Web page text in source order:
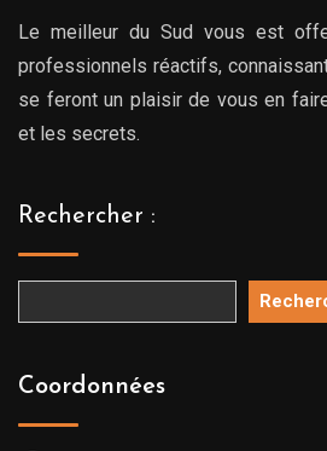
Le meilleur du Sud vous est
professionnels réactifs,
se feront un plaisir de vous en
et les secrets.
Rechercher :
Coordonnées